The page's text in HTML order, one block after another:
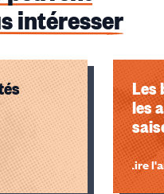
intéresser
Les
les
Lire